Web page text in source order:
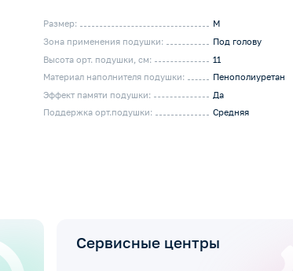
Размер:
M
Зона применения подушки:
Под голову
Высота орт. подушки, см:
11
Материал наполнителя подушки:
Пенополиуретан
Эффект памяти подушки:
Да
Поддержка орт.подушки:
Средняя
Сервисные центры